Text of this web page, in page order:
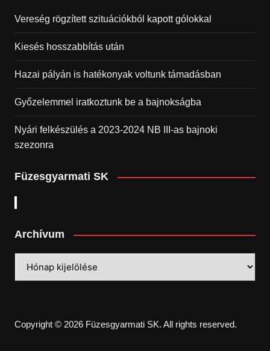
Vereség rögzített szituációkból kapott gólokkal
Kiesés hosszabbítás után
Hazai pályán is hatékonyak voltunk támadásban
Győzelemmel iratkoztunk be a bajnokságba
Nyári felkészülés a 2023-2024 NB III-as bajnoki
szezonra
Füzesgyarmati SK
Archívum
Copyright © 2026 Füzesgyarmati SK. All rights reserved.